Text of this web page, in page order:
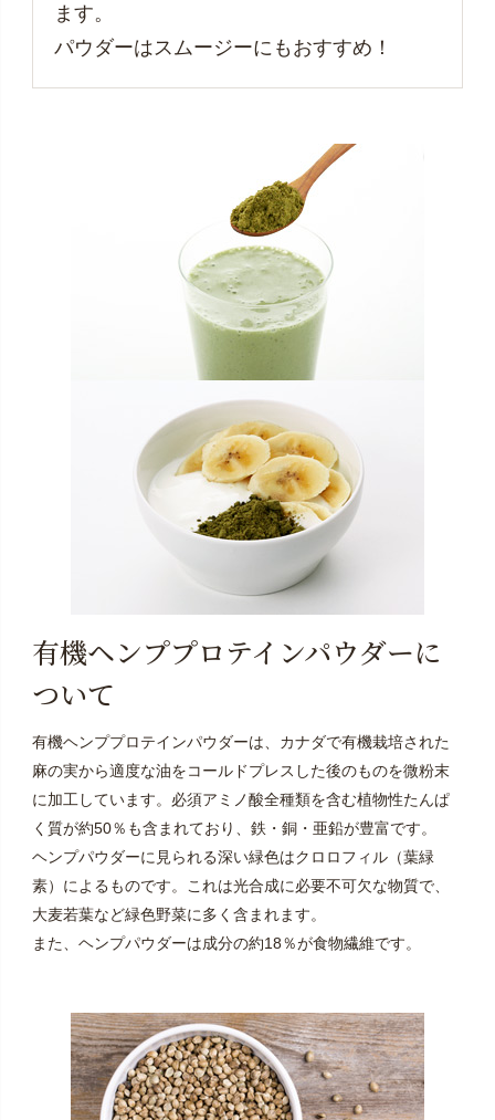
ます。
パウダーはスムージーにもおすすめ！
有機ヘンププロテインパウダーに
ついて
有機ヘンププロテインパウダーは、カナダで有機栽培された
麻の実から適度な油をコールドプレスした後のものを微粉末
に加工しています。必須アミノ酸全種類を含む植物性たんぱ
く質が約50％も含まれており、鉄・銅・亜鉛が豊富です。
ヘンプパウダーに見られる深い緑色はクロロフィル（葉緑
素）によるものです。これは光合成に必要不可欠な物質で、
大麦若葉など緑色野菜に多く含まれます。
また、ヘンプパウダーは成分の約18％が食物繊維です。